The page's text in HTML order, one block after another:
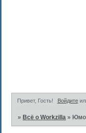
Привет, Гость! Войдите
» Всё о Workzilla »